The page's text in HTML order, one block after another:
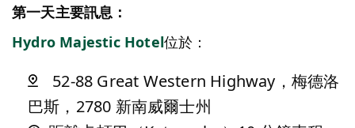
第一天主要訊息：
Hydro Majestic Hotel位於：
52-88 Great Western Highway，梅德洛
巴斯，2780 新南威爾士州